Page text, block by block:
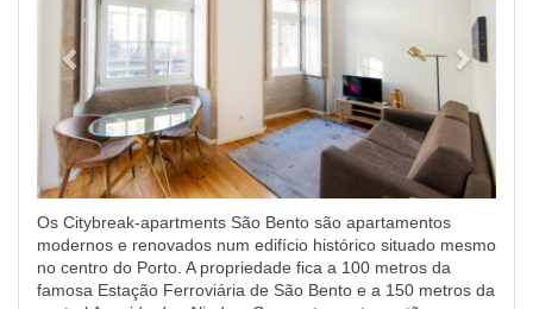
Os Citybreak-apartments São Bento são apartamentos
modernos e renovados num edifício histórico situado mesmo
no centro do Porto. A propriedade fica a 100 metros da
famosa Estação Ferroviária de São Bento e a 150 metros da